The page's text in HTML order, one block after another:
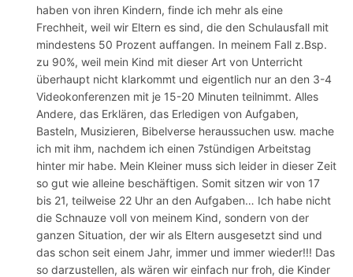
haben von ihren Kindern, finde ich mehr als eine
Frechheit, weil wir Eltern es sind, die den Schulausfall mit
mindestens 50 Prozent auffangen. In meinem Fall z.Bsp.
zu 90%, weil mein Kind mit dieser Art von Unterricht
überhaupt nicht klarkommt und eigentlich nur an den 3-4
Videokonferenzen mit je 15-20 Minuten teilnimmt. Alles
Andere, das Erklären, das Erledigen von Aufgaben,
Basteln, Musizieren, Bibelverse heraussuchen usw. mache
ich mit ihm, nachdem ich einen 7stündigen Arbeitstag
hinter mir habe. Mein Kleiner muss sich leider in dieser Zeit
so gut wie alleine beschäftigen. Somit sitzen wir von 17
bis 21, teilweise 22 Uhr an den Aufgaben… Ich habe nicht
die Schnauze voll von meinem Kind, sondern von der
ganzen Situation, der wir als Eltern ausgesetzt sind und
das schon seit einem Jahr, immer und immer wieder!!! Das
so darzustellen, als wären wir einfach nur froh, die Kinder